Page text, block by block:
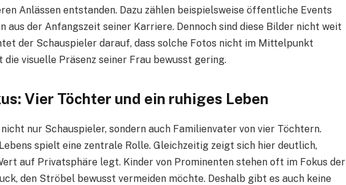
Anlässen entstanden. Dazu zählen beispielsweise öffentliche Events
aus der Anfangszeit seiner Karriere. Dennoch sind diese Bilder nicht weit
der Schauspieler darauf, dass solche Fotos nicht im Mittelpunkt
die visuelle Präsenz seiner Frau bewusst gering.
Vier Töchter und ein ruhiges Leben
nur Schauspieler, sondern auch Familienvater von vier Töchtern.
spielt eine zentrale Rolle. Gleichzeitig zeigt sich hier deutlich,
auf Privatsphäre legt. Kinder von Prominenten stehen oft im Fokus der
den Ströbel bewusst vermeiden möchte. Deshalb gibt es auch keine